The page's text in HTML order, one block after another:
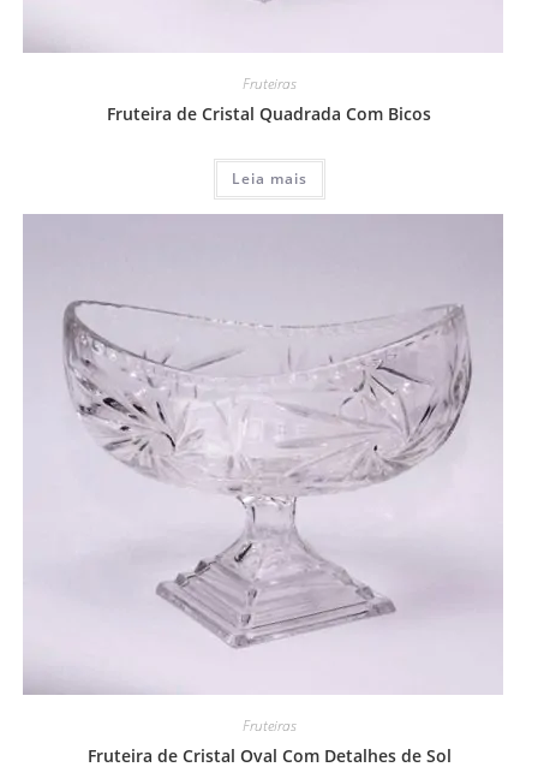
Fruteiras
Fruteira de Cristal Quadrada Com Bicos
Leia mais
Fruteiras
Fruteira de Cristal Oval Com Detalhes de Sol